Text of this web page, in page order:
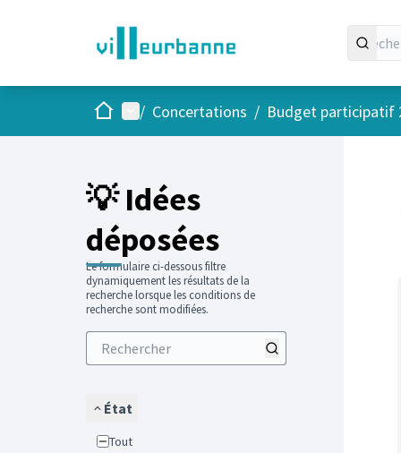
AccueilMenu principal
/ Concertations / Budget participatif
💡 Idées
déposées
Le formulaire ci-dessous filtre
dynamiquement les résultats de la
recherche lorsque les conditions de
recherche sont modifiées.
État
Tout